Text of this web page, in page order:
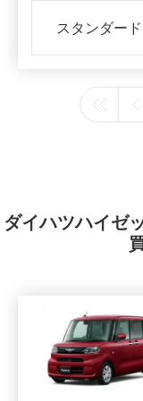
スタンダー
ダイハツハイゼ